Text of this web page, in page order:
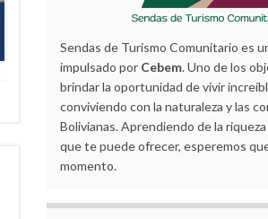
Sendas de Turismo Comunitario es
impulsado por Cebem. Uno de los
brindar la oportunidad de vivir
conviviendo con la naturaleza y las
Bolivianas. Aprendiendo de la
que te puede ofrecer, esperemos
momento.